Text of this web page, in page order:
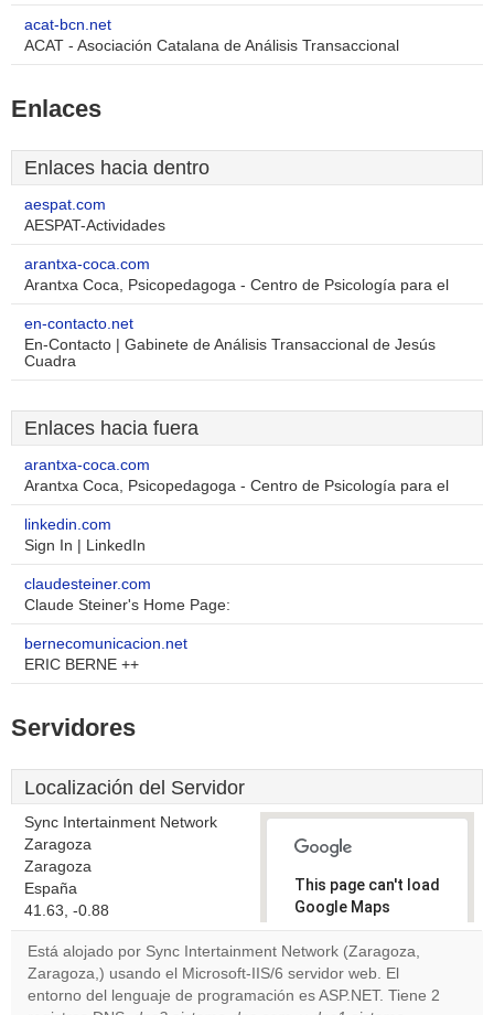
acat-bcn.net
ACAT - Asociación Catalana de Análisis Transaccional
Enlaces
Enlaces hacia dentro
aespat.com
AESPAT-Actividades
arantxa-coca.com
Arantxa Coca, Psicopedagoga - Centro de Psicología para el
en-contacto.net
En-Contacto | Gabinete de Análisis Transaccional de Jesús
Cuadra
Enlaces hacia fuera
arantxa-coca.com
Arantxa Coca, Psicopedagoga - Centro de Psicología para el
linkedin.com
Sign In | LinkedIn
claudesteiner.com
Claude Steiner's Home Page:
bernecomunicacion.net
ERIC BERNE ++
Servidores
Localización del Servidor
Sync Intertainment Network
Zaragoza
Zaragoza
España
41.63, -0.88
This page can't load
Google Maps
correctly.
Do you
own this
OK
Está alojado por Sync Intertainment Network (Zaragoza,
Zaragoza,) usando el Microsoft-IIS/6 servidor web. El
entorno del lenguaje de programación es ASP.NET. Tiene 2